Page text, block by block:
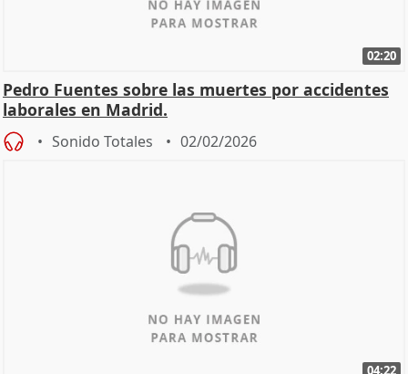
02:20
Pedro Fuentes sobre las muertes por accidentes
laborales en Madrid.
Sonido Totales 02/02/2026
04:22